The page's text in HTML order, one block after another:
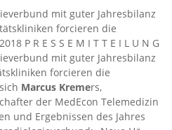
mit guter Jahresbilanz
forcieren die
P R E S S E M I T T E I L U N G
mit guter Jahresbilanz
forcieren die
Marcus Kremers,
der MedEcon Telemedizin
und Ergebnissen des Jahres